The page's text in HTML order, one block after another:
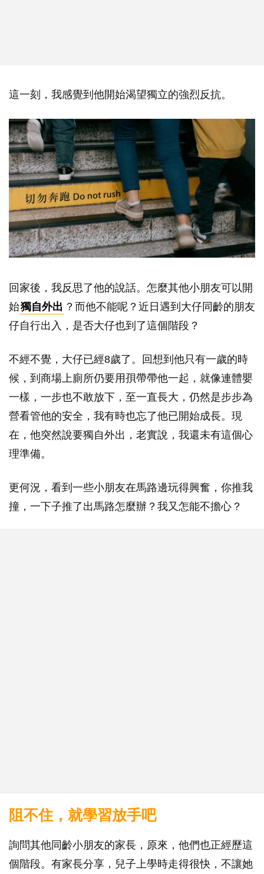
這一刻，我感覺到他開始渴望獨立的強烈反抗。
回家後，我反思了他的說話。怎麼其他小朋友可以開
始獨自外出 ？而他不能呢？近日遇到大仔同齡的朋友
仔自行出入，是否大仔也到了這個階段？
不經不覺，大仔已經8歲了。回想到他只有一歲的時
候，到商場上廁所仍要用孭帶帶他一起，就像連體嬰
一樣，一步也不敢放下，至一直長大，仍然是步步為
營看管他的安全，我有時也忘了他已開始成長。現
在，他突然說要獨自外出，老實說，我還未有這個心
理準備。
更何況，看到一些小朋友在馬路邊玩得興奮，你推我
撞，一下子推了出馬路怎麼辦？我又怎能不擔心？
阻不住，就學習放手吧
詢問其他同齡小朋友的家長，原來，他們也正經歷這
個階段。有家長分享，兒子上學時走得很快，不讓她